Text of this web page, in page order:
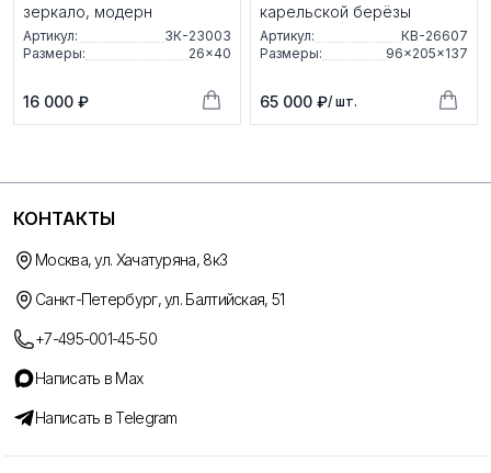
зеркало, модерн
Артикул:
ЗК-23003
Размеры:
26×40
16 000 ₽
карельской берёзы
Артикул:
КВ-26607
Размеры:
96×205×137
65 000 ₽/ шт.
КОНТАКТЫ
Москва, ул. Хачатуряна, 8к3
Санкт-Петербург, ул. Балтийская, 51
+7-495-001-45-50
Написать в Max
Написать в Telegram